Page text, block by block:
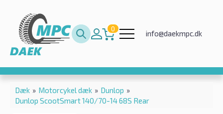
0
info@daekmpc.dk
Dæk » Motorcykel dæk » Dunlop »
Dunlop ScootSmart 140/70-14 68S Rear